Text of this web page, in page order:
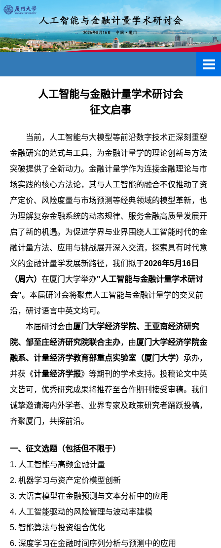
人工智能与金融计量学术研讨会
征文启事
当前，人工智能与大模型等前沿数字技术正深刻重塑
金融研究的范式与工具，为金融计量学的理论创新与方法
突破提供了全新动力。金融计量学作为连接金融理论与市
场实践的核心方法论，其与人工智能的融合不仅推动了资
产定价、风险度量与市场预测等经典领域的模型革新，也
为理解复杂金融系统的动态规律、服务金融高质量发展开
启了新的机遇。为促进学界与业界围绕人工智能时代的金
融计量方法、应用与挑战展开深入交流，探索具有时代意
义的金融计量学发展新路径，我们拟于2026年5月16 日
（周六） 在厦门大学举办"人工智能与金融计量学术研讨
会"。本届研讨会将聚焦人工智能与金融计量学的交叉前
沿，研讨语言中英文均可。
本届研讨会由厦门大学经济学院、王亚南经济研究
院、邹至庄经济研究院联合主办，由厦门大学经济学院金
融系、计量经济学教育部重点实验室（厦门大学） 承办，
并获《计量经济学报》等期刊的学术支持。投稿论文中英
文皆可，优秀研究成果将推荐至合作期刊接受审稿。我们
诚挚邀请海内外学者、业界专家及政策研究者踊跃投稿，
齐聚厦门，共探前沿。
一、征文选题（包括但不限于）
1. 人工智能与高频金融计量
2. 机器学习与资产定价模型创新
3. 大语言模型在金融预测与文本分析中的应用
4. 人工智能驱动的风险管理与波动率建模
5. 智能算法与投资组合优化
6. 深度学习在金融时间序列分析与预测中的应用